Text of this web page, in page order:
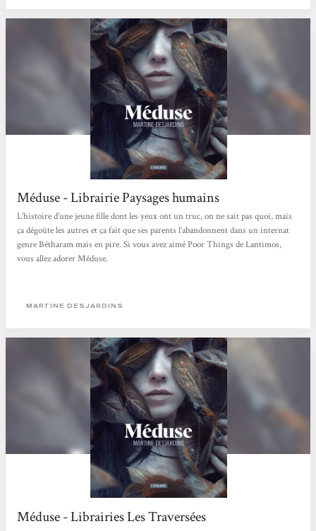
Méduse - Librairie Paysages humains
L’histoire d’une jeune fille dont les yeux ont un truc, on ne sait pas quoi, mais
ça dégoûte les autres et ça fait que ses parents l’abandonnent dans un internat
genre Bétharam mais en pire. Si vous avez aimé Poor Things de Lantimos,
vous allez adorer Méduse.
MARTINE DESJARDINS
Méduse - Librairies Les Traversées